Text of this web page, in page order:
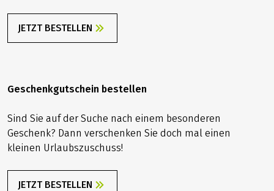
JETZT BESTELLEN
Geschenkgutschein bestellen
Sind Sie auf der Suche nach einem besonderen
Geschenk? Dann verschenken Sie doch mal einen
kleinen Urlaubszuschuss!
JETZT BESTELLEN